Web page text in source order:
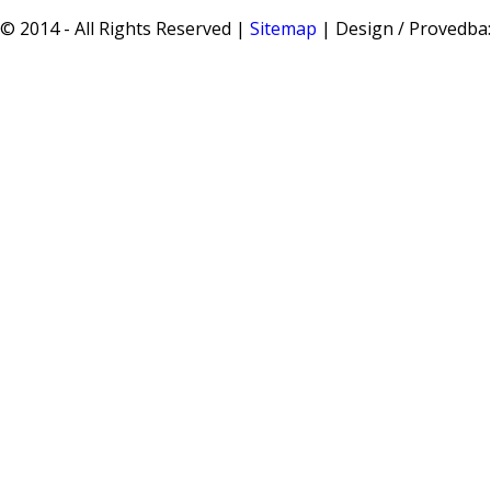
© 2014 - All Rights Reserved | Sitemap | Design /